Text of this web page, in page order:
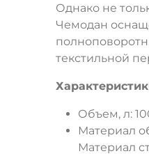
Однако не
Чемодан
текстильной
Объем, л:
Материал
Материал